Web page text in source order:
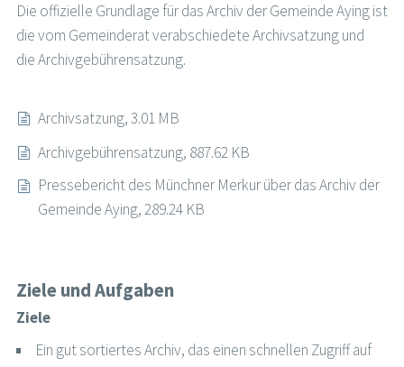
Die offizielle Grundlage für das Archiv der Gemeinde Aying ist
die vom Gemeinderat verabschiedete Archivsatzung und
die Archivgebührensatzung.
Archivsatzung, 3.01 MB
Archivgebührensatzung, 887.62 KB
Pressebericht des Münchner Merkur über das Archiv der
Gemeinde Aying, 289.24 KB
Ziele und Aufgaben
Ziele
Ein gut sortiertes Archiv, das einen schnellen Zugriff auf